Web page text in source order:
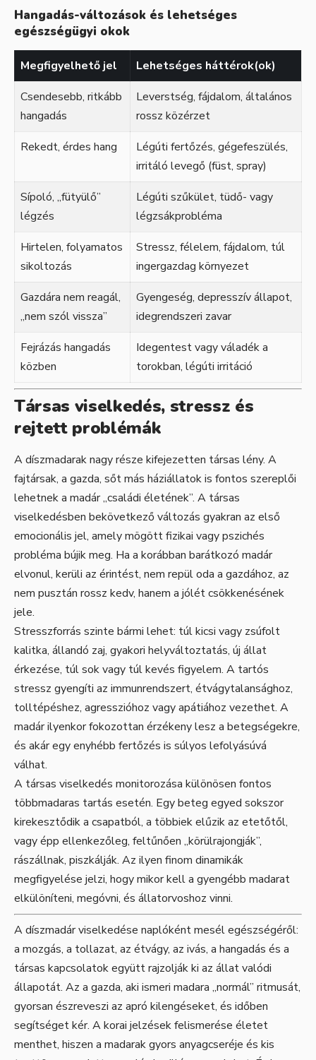
Hangadás-változások és lehetséges
egészségügyi okok
Megfigyelhető jel
Lehetséges háttérok(ok)
Csendesebb, ritkább
hangadás
Leverstség, fájdalom, általános
rossz közérzet
Rekedt, érdes hang
Légúti fertőzés, gégefeszülés,
irritáló levegő (füst, spray)
Sípoló, „fütyülő”
légzés
Légúti szűkület, tüdő- vagy
légzsákprobléma
Hirtelen, folyamatos
sikoltozás
Stressz, félelem, fájdalom, túl
ingergazdag környezet
Gazdára nem reagál,
„nem szól vissza”
Gyengeség, depresszív állapot,
idegrendszeri zavar
Fejrázás hangadás
közben
Idegentest vagy váladék a
torokban, légúti irritáció
Társas viselkedés, stressz és
rejtett problémák
A díszmadarak nagy része kifejezetten társas lény. A
fajtársak, a gazda, sőt más háziállatok is fontos szereplői
lehetnek a madár „családi életének”. A társas
viselkedésben bekövetkező változás gyakran az első
emocionális jel, amely mögött fizikai vagy pszichés
probléma bújik meg. Ha a korábban barátkozó madár
elvonul, kerüli az érintést, nem repül oda a gazdához, az
nem pusztán rossz kedv, hanem a jólét csökkenésének
jele.
Stresszforrás szinte bármi lehet: túl kicsi vagy zsúfolt
kalitka, állandó zaj, gyakori helyváltoztatás, új állat
érkezése, túl sok vagy túl kevés figyelem. A tartós
stressz gyengíti az immunrendszert, étvágytalansághoz,
tolltépéshez, agresszióhoz vagy apátiához vezethet. A
madár ilyenkor fokozottan érzékeny lesz a betegségekre,
és akár egy enyhébb fertőzés is súlyos lefolyásúvá
válhat.
A társas viselkedés monitorozása különösen fontos
többmadaras tartás esetén. Egy beteg egyed sokszor
kirekesztődik a csapatból, a többiek elűzik az etetőtől,
vagy épp ellenkezőleg, feltűnően „körülrajongják”,
rászállnak, piszkálják. Az ilyen finom dinamikák
megfigyelése jelzi, hogy mikor kell a gyengébb madarat
elkülöníteni, megóvni, és állatorvoshoz vinni.
A díszmadár viselkedése naplóként mesél egészségéről:
a mozgás, a tollazat, az étvágy, az ivás, a hangadás és a
társas kapcsolatok együtt rajzolják ki az állat valódi
állapotát. Az a gazda, aki ismeri madara „normál” ritmusát,
gyorsan észreveszi az apró kilengéseket, és időben
segítséget kér. A korai jelzések felismerése életet
menthet, hiszen a madarak gyors anyagcseréje és kis